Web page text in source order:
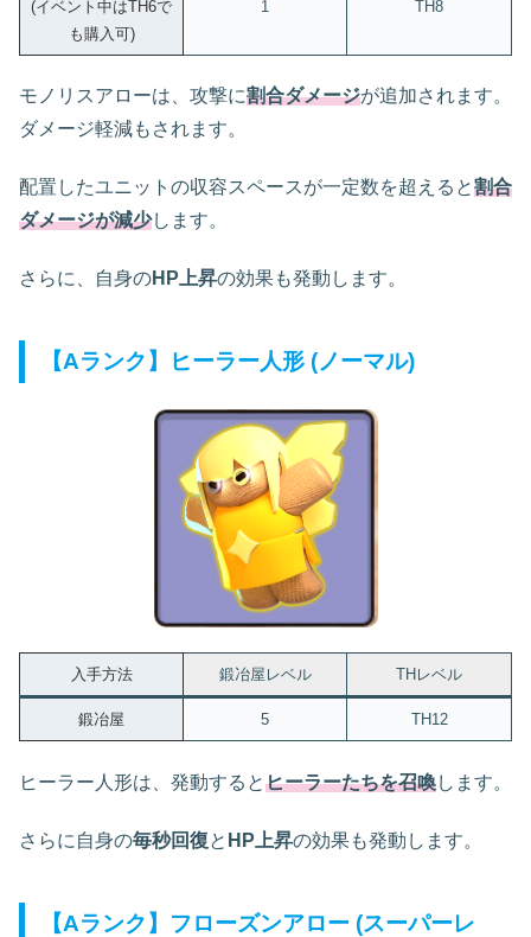
(イベント中はTH6で
も購入可)
1 TH8
モノリスアローは、攻撃に割合ダメージが追加されます。
ダメージ軽減もされます。
配置したユニットの収容スペースが一定数を超えると割合
ダメージが減少します。
さらに、自身のHP上昇の効果も発動します。
【Aランク】ヒーラー人形 (ノーマル)
入手方法 鍛冶屋レベル THレベル
鍛冶屋 5 TH12
ヒーラー人形は、発動するとヒーラーたちを召喚します。
さらに自身の毎秒回復と HP上昇の効果も発動します。
【Aランク】フローズンアロー (スーパーレ